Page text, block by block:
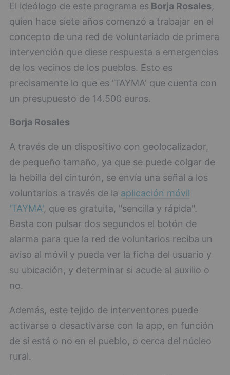
El ideólogo de este programa es Borja Rosales,
quien hace siete años comenzó a trabajar en el
concepto de una red de voluntariado de primera
intervención que diese respuesta a emergencias
de los vecinos de los pueblos. Esto es
precisamente lo que es 'TAYMA' que cuenta con
un presupuesto de 14.500 euros.
Borja Rosales
A través de un dispositivo con geolocalizador,
de pequeño tamaño, ya que se puede colgar de
la hebilla del cinturón, se envía una señal a los
voluntarios a través de la aplicación móvil
'TAYMA', que es gratuita, "sencilla y rápida".
Basta con pulsar dos segundos el botón de
alarma para que la red de voluntarios reciba un
aviso al móvil y pueda ver la ficha del usuario y
su ubicación, y determinar si acude al auxilio o
no.
Además, este tejido de interventores puede
activarse o desactivarse con la app, en función
de si está o no en el pueblo, o cerca del núcleo
rural.